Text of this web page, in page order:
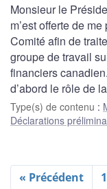
Monsieur le
m’est offerte de
Comité afin de
groupe de travail
financiers
d’abord le rôle de
Type(s) de contenu :
Déclarations
« Précédent 1